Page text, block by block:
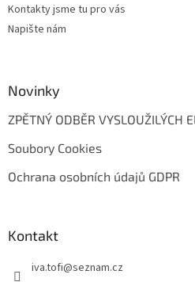
Kontakty jsme tu pro vás
Napište nám
Novinky
ZPĚTNÝ ODBĚR VYSLOUŽILÝCH
Soubory Cookies
Ochrana osobních údajů GDPR
Kontakt
iva.tofi@seznam.cz